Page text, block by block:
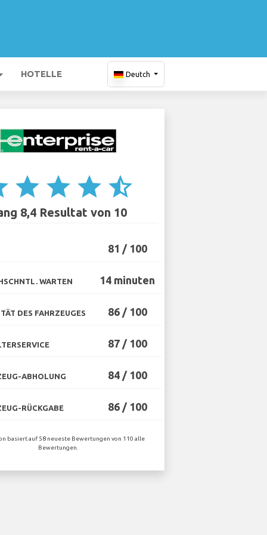
HOTELLE Deutch
star star star star_half
8,4 Resultat von 10
81 / 100
WARTEN 14 minuten
DES FAHRZEUGES 86 / 100
87 / 100
ABHOLUNG 84 / 100
RÜCKGABE 86 / 100
basiert auf 58 neueste Bewertungen von 110 alle
Bewertungen.